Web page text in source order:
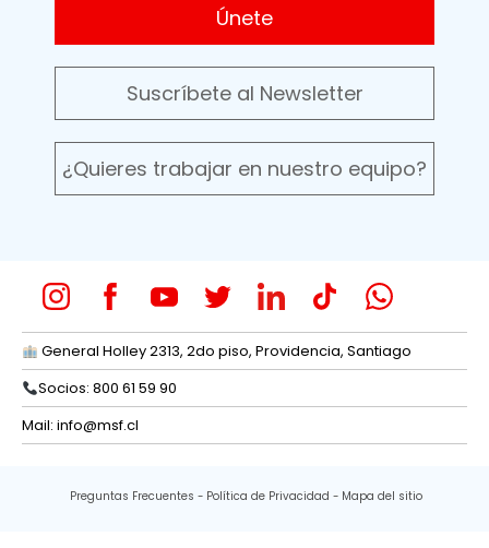
Únete
Suscríbete al Newsletter
¿Quieres trabajar en nuestro equipo?
General Holley 2313, 2do piso, Providencia, Santiago
Socios: 800 61 59 90
Mail: info@msf.cl
Preguntas Frecuentes Política de Privacidad Mapa del sitio